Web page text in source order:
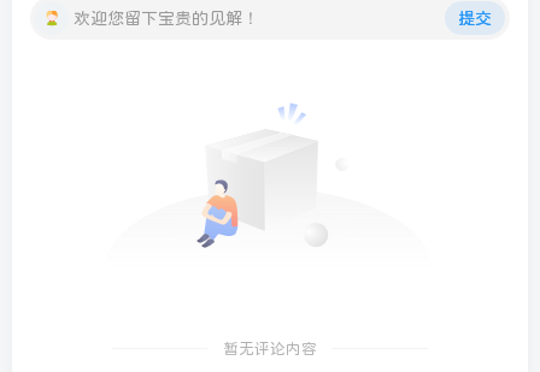
欢迎您留下宝贵的见解！ 提交
暂无评论内容